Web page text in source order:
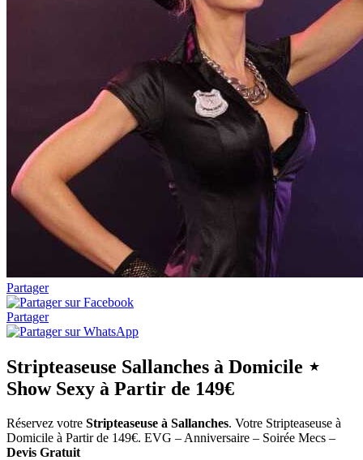
Partager
Partager
Stripteaseuse Sallanches à Domicile ⋆
Show Sexy à Partir de 149€
Réservez votre Stripteaseuse à Sallanches. Votre Stripteaseuse à
Domicile à Partir de 149€. EVG – Anniversaire – Soirée Mecs –
Devis Gratuit